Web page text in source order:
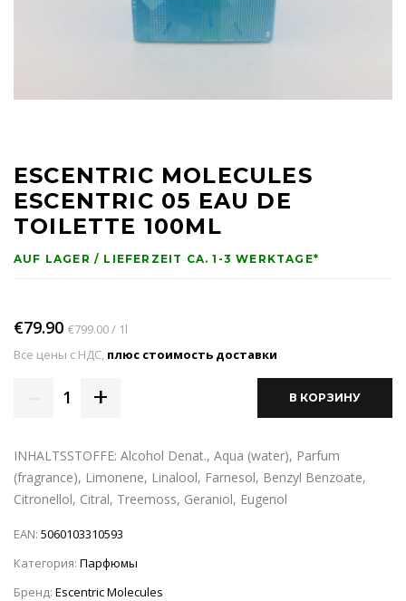
ESCENTRIC MOLECULES
ESCENTRIC 05 EAU DE
TOILETTE 100ML
AUF LAGER / LIEFERZEIT CA. 1-3 WERKTAGE*
€79.90 €799.00 / 1l
Все цены с НДС, плюс стоимость доставки
1 + В КОРЗИНУ
INHALTSSTOFFE: Alcohol Denat., Aqua (water), Parfum
(fragrance), Limonene, Linalool, Farnesol, Benzyl Benzoate,
Citronellol, Citral, Treemoss, Geraniol, Eugenol
EAN: 5060103310593
Категория: Парфюмы
Бренд: Escentric Molecules